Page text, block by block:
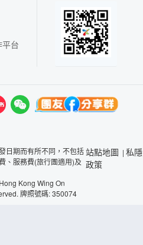
台
日期而有所不同，不包括
、服務費(旅行團適用)及
Kong Wing On
牌照號碼: 350074
站點地圖 | 私隱
政策